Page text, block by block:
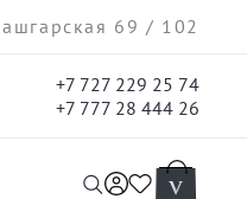
69 / 102
+7 727 229 25 74
+7 777 28 444 26